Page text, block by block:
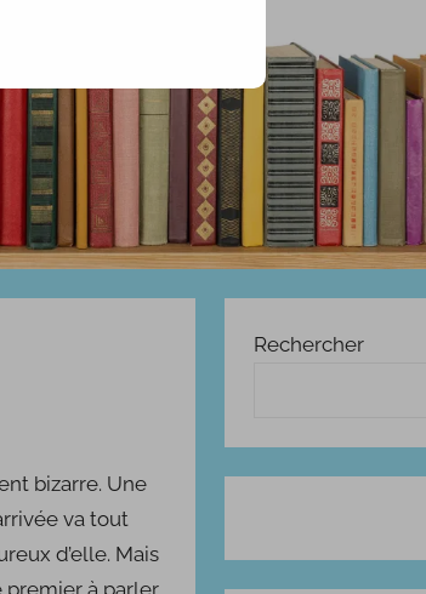
bizarre. Une
va tout
d’elle. Mais
Rechercher